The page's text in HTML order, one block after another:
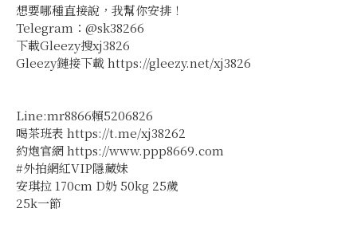
想要哪種直接說，我幫你安排！
Telegram：@sk38266
下載Gleezy搜xj3826
Gleezy鏈接下載 https://gleezy.net/xj3826
Line:mr8866賴5206826
喝茶班表 https://t.me/xj38262
約炮官網 https://www.ppp8669.com
#外拍網紅VIP隱藏妹
安琪拉 170cm D奶 50kg 25歲
25k一節